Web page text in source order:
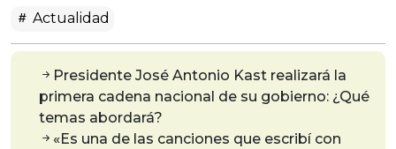
Actualidad
Presidente José Antonio Kast realizará la
primera cadena nacional de su gobierno: ¿Qué
temas abordará?
«Es una de las canciones que escribí con